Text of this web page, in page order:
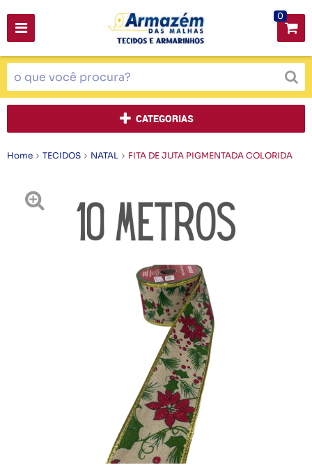
0
CATEGORIAS
Home TECIDOS NATAL FITA DE JUTA PIGMENTADA COLORIDA